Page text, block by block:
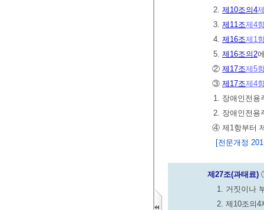
2. 제10조의4
3. 제11조제4
4. 제16조제1
5. 제16조의2
② 제17조제5
③ 제17조제4
1. 장애인전용
2. 장애인전용
④ 제1항부터
[전문개정
제27조(과태료)
1. 거짓이나
2. 제10조의4